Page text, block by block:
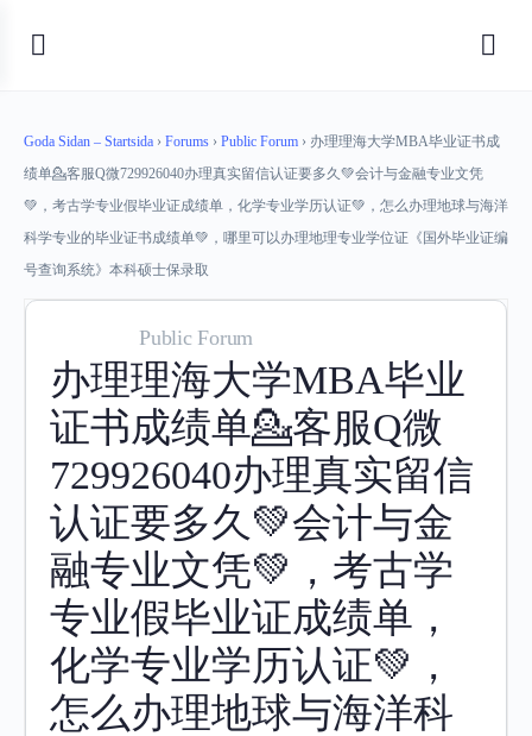
Goda Sidan – Startsida › Forums › Public Forum › 办理理海大学MBA毕业证书成
绩单💁客服Q微729926040办理真实留信认证要多久💚会计与金融专业文凭
💚，考古学专业假毕业证成绩单，化学专业学历认证💚，怎么办理地球与海洋
科学专业的毕业证书成绩单💚，哪里可以办理地理专业学位证《国外毕业证编
号查询系统》本科硕士保录取
Public Forum
办理理海大学MBA毕业
证书成绩单💁客服Q微
729926040办理真实留信
认证要多久💚会计与金
融专业文凭💚，考古学
专业假毕业证成绩单，
化学专业学历认证💚，
怎么办理地球与海洋科